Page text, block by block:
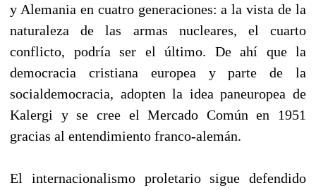
y Alemania en cuatro generaciones: a la vista de la
naturaleza de las armas nucleares, el cuarto
conflicto, podría ser el último. De ahí que la
democracia cristiana europea y parte de la
socialdemocracia, adopten la idea paneuropea de
Kalergi y se cree el Mercado Común en 1951
gracias al entendimiento franco-alemán.
El internacionalismo proletario sigue defendido